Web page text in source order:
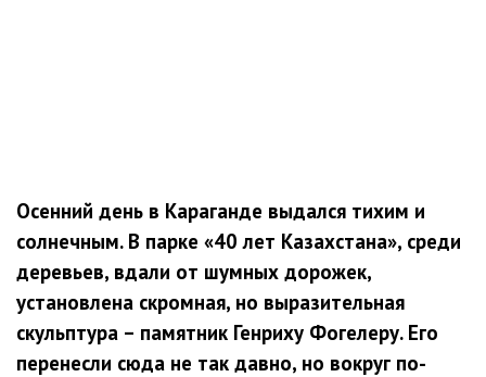
Осенний день в Караганде выдался тихим и
солнечным. В парке «40 лет Казахстана», среди
деревьев, вдали от шумных дорожек,
установлена скромная, но выразительная
скульптура – памятник Генриху Фогелеру. Его
перенесли сюда не так давно, но вокруг по-